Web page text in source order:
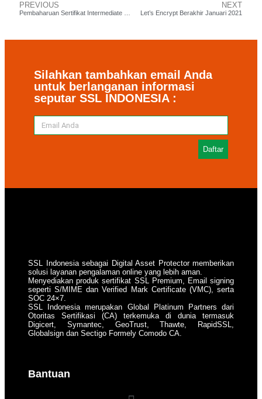
PREVIOUS NEXT
Let’s Encrypt Berakhir Januari 2021
Silahkan tambahkan email Anda
untuk berlanganan informasi
seputar SSL INDONESIA :
Daftar
SSL Indonesia sebagai Digital Asset Protector memberikan
solusi layanan pengalaman online yang lebih aman.
Menyediakan produk sertifikat SSL Premium, Email signing
seperti S/MIME dan Verified Mark Certificate (VMC), serta
SOC 24×7.
SSL Indonesia merupakan Global Platinum Partners dari
Otoritas Sertifikasi (CA) terkemuka di dunia termasuk
Digicert, Symantec, GeoTrust, Thawte, RapidSSL,
Globalsign dan Sectigo Formely Comodo CA.
Bantuan